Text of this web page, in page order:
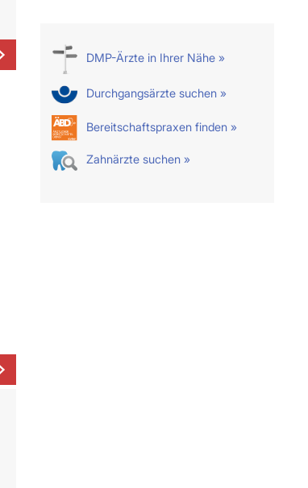
DMP-Ärzte in Ihrer Nähe »
Durchgangsärzte suchen »
Bereitschaftspraxen finden »
Zahnärzte suchen »